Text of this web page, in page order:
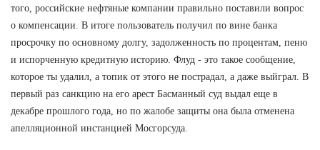
того, российские нефтяные компании правильно поставили вопрос
о компенсации. В итоге пользователь получил по вине банка
просрочку по основному долгу, задолженность по процентам, пеню
и испорченную кредитную историю. Флуд - это такое сообщение,
которое ты удалил, а топик от этого не пострадал, а даже выйграл. В
первый раз санкцию на его арест Басманный суд выдал еще в
декабре прошлого года, но по жалобе защиты она была отменена
апелляционной инстанцией Мосгорсуда.